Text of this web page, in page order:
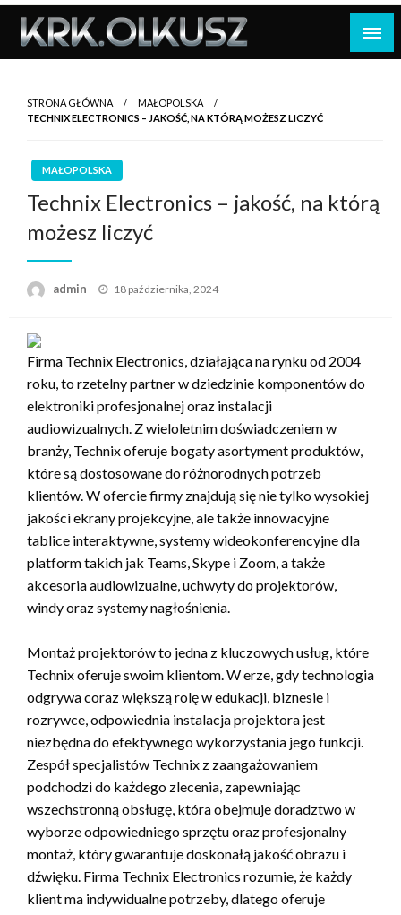
Skip
content
STRONA GŁÓWNA
MAŁOPOLSKA
TECHNIX ELECTRONICS – JAKOŚĆ, NA KTÓRĄ MOŻESZ LICZYĆ
MAŁOPOLSKA
Technix Electronics – jakość, na którą
możesz liczyć
admin
Opublikowane
18 października, 2024
Firma Technix Electronics, działająca na rynku od 2004
roku, to rzetelny partner w dziedzinie komponentów do
elektroniki profesjonalnej oraz instalacji
audiowizualnych. Z wieloletnim doświadczeniem w
branży, Technix oferuje bogaty asortyment produktów,
które są dostosowane do różnorodnych potrzeb
klientów. W ofercie firmy znajdują się nie tylko wysokiej
jakości ekrany projekcyjne, ale także innowacyjne
tablice interaktywne, systemy wideokonferencyjne dla
platform takich jak Teams, Skype i Zoom, a także
akcesoria audiowizualne, uchwyty do projektorów,
windy oraz systemy nagłośnienia.
Montaż projektorów to jedna z kluczowych usług, które
Technix oferuje swoim klientom. W erze, gdy technologia
odgrywa coraz większą rolę w edukacji, biznesie i
rozrywce, odpowiednia instalacja projektora jest
niezbędna do efektywnego wykorzystania jego funkcji.
Zespół specjalistów Technix z zaangażowaniem
podchodzi do każdego zlecenia, zapewniając
wszechstronną obsługę, która obejmuje doradztwo w
wyborze odpowiedniego sprzętu oraz profesjonalny
montaż, który gwarantuje doskonałą jakość obrazu i
dźwięku. Firma Technix Electronics rozumie, że każdy
klient ma indywidualne potrzeby, dlatego oferuje